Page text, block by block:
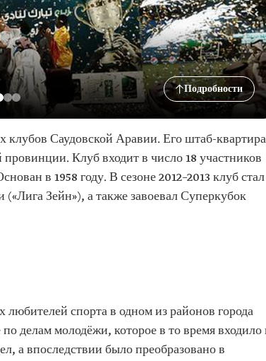
Подробности
клубов Саудовской Аравии. Его штаб-квартира
Клуб входит в число 18 участников
в 1958 году. В сезоне 2012–2013 клуб стал
Зейн»), а также завоевал Суперкубок
спорта в одном из районов города
делам молодёжи, которое в то время входило
а впоследствии было преобразовано в